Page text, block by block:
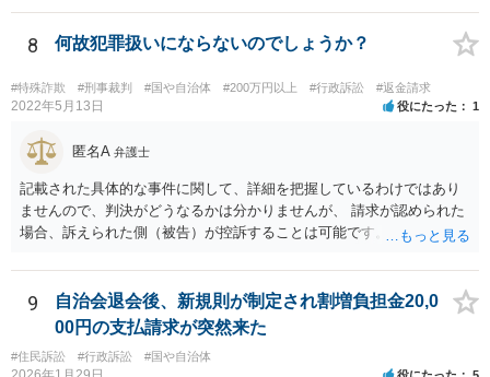
利義務の主体となる法人格を有し、教育事業の主体となっています。
ちなみに、公立学校は教育行政組織上の取扱いとしては「教育機関」
8 何故犯罪扱いにならないのでしょうか？
#特殊詐欺 #刑事裁判 #国や自治体 #200万円以上 #行政訴訟 #返金請求
2022年5月13日 役にたった 1
匿名A 弁護士
記載された具体的な事件に関して、詳細を把握しているわけではあり
ませんので、判決がどうなるかは分かりませんが、 請求が認められた
場合、訴えられた側（被告）が控訴することは可能です。 控訴が認め
はできます。 実際に被告に資産がないとなれば、判決で請求が認めら
れたとしても、回収はできません。
9
自治会退会後、新規則が制定され割増負担金20,0
00円の支払請求が突然来た
#住民訴訟 #行政訴訟 #国や自治体